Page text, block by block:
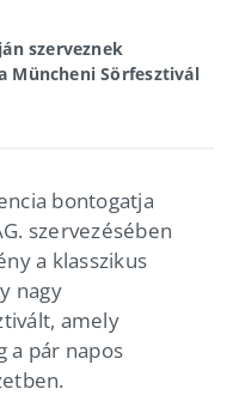
szerveznek
Müncheni Sörfesztivál
bontogatja
szervezésében
a klasszikus
nagy
amely
a pár napos